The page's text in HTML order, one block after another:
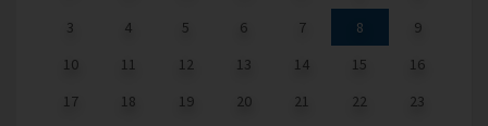
3
4 5 6 7 8
9
10
11 12 13 14 15
16
17
18 19 20 21 22
23